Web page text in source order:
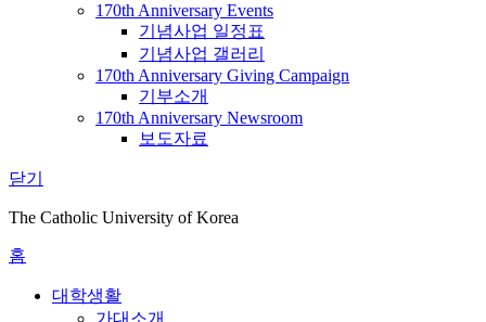
170th Anniversary Events
기념사업 일정표
기념사업 갤러리
170th Anniversary Giving Campaign
기부소개
170th Anniversary Newsroom
보도자료
닫기
The Catholic University of Korea
홈
대학생활